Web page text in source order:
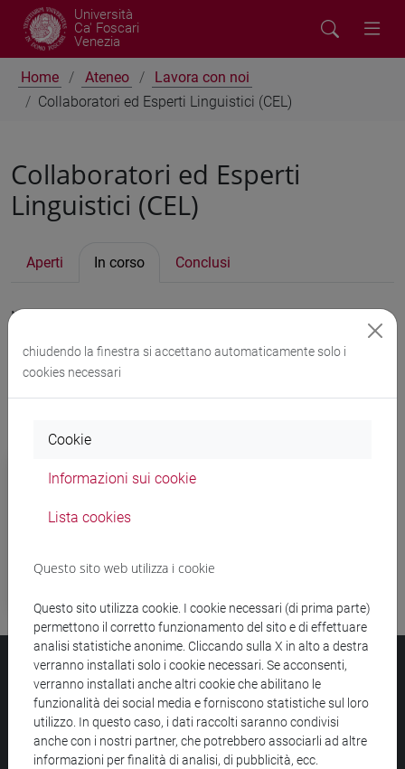
Università
Ca' Foscari
Venezia
Home Ateneo
Lavora con noi
Collaboratori ed Esperti Linguistici (CEL)
Collaboratori ed Esperti
Linguistici (CEL)
Aperti In corso Conclusi
Nessun concorso trovato per il tab selezionato.
Università Ca’ Foscari
Dorsoduro 3246, 30123 Venezia
PEC
protocollo@pec.unive.it
P.IVA 00816350276 - C.F. 80007720271
chiudendo la finestra si accettano automaticamente solo i
cookies necessari
Cookie
Informazioni sui cookie
Lista cookies
Questo sito web utilizza i cookie
Questo sito utilizza cookie. I cookie necessari (di prima parte)
permettono il corretto funzionamento del sito e di effettuare
analisi statistiche anonime. Cliccando sulla X in alto a destra
verranno installati solo i cookie necessari. Se acconsenti,
verranno installati anche altri cookie che abilitano le
funzionalità dei social media e forniscono statistiche sul loro
utilizzo. In questo caso, i dati raccolti saranno condivisi
anche con i nostri partner, che potrebbero associarli ad altre
informazioni per finalità di analisi, di pubblicità, ecc.